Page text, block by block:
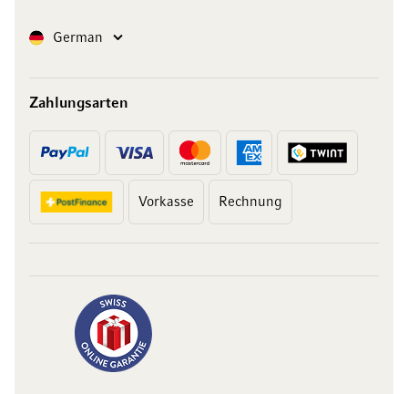
SpracheGerman
Zahlungsarten
Vorkasse Rechnung
10 Franken
auf Ihren Einkauf
Abonnieren Sie unseren Newsletter und erhalten Sie exklusive